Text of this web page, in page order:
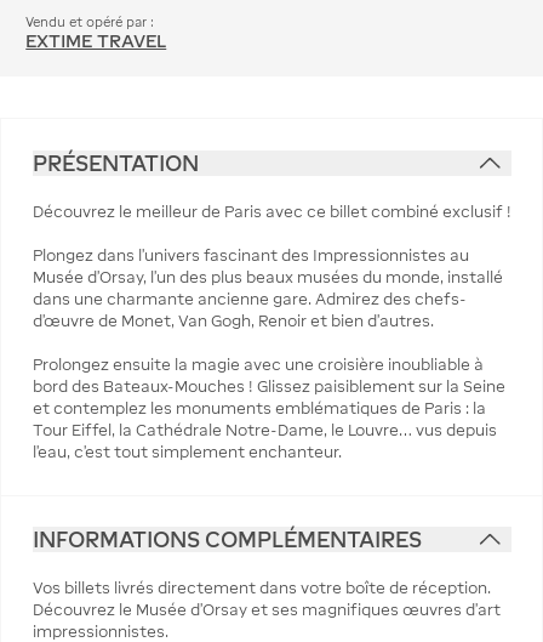
Vendu et opéré par :
EXTIME TRAVEL
PRÉSENTATION
Découvrez le meilleur de Paris avec ce billet combiné exclusif !
Plongez dans l’univers fascinant des Impressionnistes au
Musée d’Orsay, l’un des plus beaux musées du monde, installé
dans une charmante ancienne gare. Admirez des chefs-
d’œuvre de Monet, Van Gogh, Renoir et bien d’autres.
Prolongez ensuite la magie avec une croisière inoubliable à
bord des Bateaux-Mouches ! Glissez paisiblement sur la Seine
et contemplez les monuments emblématiques de Paris : la
Tour Eiffel, la Cathédrale Notre-Dame, le Louvre… vus depuis
l’eau, c’est tout simplement enchanteur.
INFORMATIONS COMPLÉMENTAIRES
Vos billets livrés directement dans votre boîte de réception.
Découvrez le Musée d'Orsay et ses magnifiques œuvres d'art
impressionnistes.